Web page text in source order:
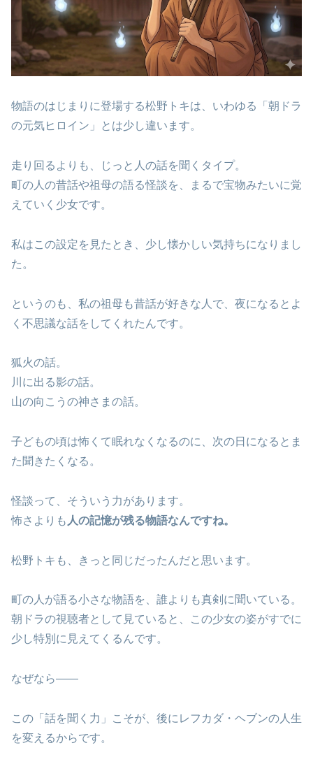
物語のはじまりに登場する松野トキは、いわゆる「朝ドラ
の元気ヒロイン」とは少し違います。
走り回るよりも、じっと人の話を聞くタイプ。
町の人の昔話や祖母の語る怪談を、まるで宝物みたいに覚
えていく少女です。
私はこの設定を見たとき、少し懐かしい気持ちになりまし
た。
というのも、私の祖母も昔話が好きな人で、夜になるとよ
く不思議な話をしてくれたんです。
狐火の話。
川に出る影の話。
山の向こうの神さまの話。
子どもの頃は怖くて眠れなくなるのに、次の日になるとま
た聞きたくなる。
怪談って、そういう力があります。
怖さよりも 人の記憶が残る物語なんですね。
松野トキも、きっと同じだったんだと思います。
町の人が語る小さな物語を、誰よりも真剣に聞いている。
朝ドラの視聴者として見ていると、この少女の姿がすでに
少し特別に見えてくるんです。
なぜなら——
この「話を聞く力」こそが、後にレフカダ・ヘブンの人生
を変えるからです。